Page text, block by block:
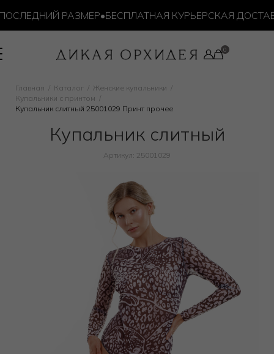
РАЗМЕР•БЕСПЛАТНАЯ КУРЬЕРСКАЯ ДОСТАВКА
Главная Каталог
Женские купальники
Купальники с принтом
Купальник слитный 25001029 Принт прочее
Купальник слитный
Артикул: 25001029